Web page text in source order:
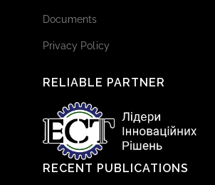
Documents
Privacy Policy
RELIABLE PARTNER
RECENT PUBLICATIONS